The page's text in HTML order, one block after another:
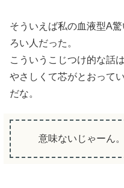
そういえば私の血液型A
ろい人だった。
こういうこじつけ的な話
やさしくて芯がとおって
だな。
意味ないじゃーん